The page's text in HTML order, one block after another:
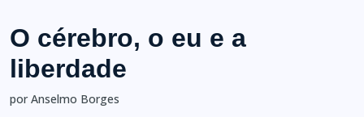
O cérebro, o eu e a
liberdade
por Anselmo Borges